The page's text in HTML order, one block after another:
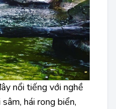
nổi tiếng với nghề
hái rong biển,